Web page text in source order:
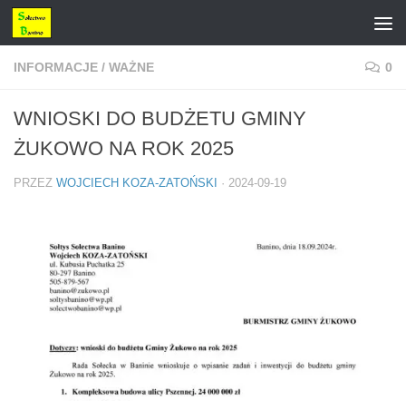
Przejdź do treści
INFORMACJE / WAŻNE 0
WNIOSKI DO BUDŻETU GMINY
ŻUKOWO NA ROK 2025
PRZEZ WOJCIECH KOZA-ZATOŃSKI · 2024-09-19